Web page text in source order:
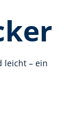
leicht – ein